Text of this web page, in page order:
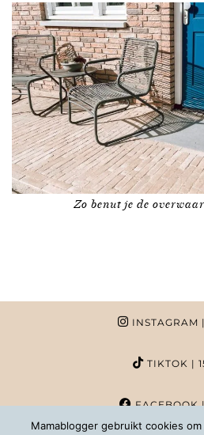
Zo benut je de
INSTAGRAM
TIKTOK |
FACEBOOK|
Mamablogger gebruikt cookies